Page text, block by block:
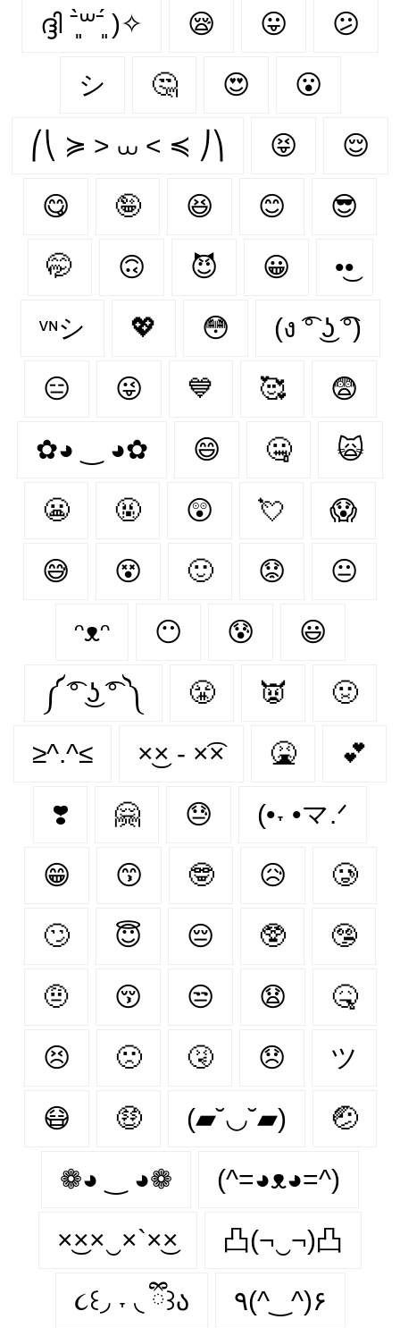
ദ്ദി ˉ͈̀꒳ˉ͈́ )✧ 😪 😛 😕
シ 🤔 😍 😮
⎛⎝ ≽ > ⩊ < ≼ ⎠⎞ 😝 😌
😋 🤪 😆 😊 😎
🤭 🙃 😈 😀 •͜•
ᵛᶰシ 💖 😳 (ง ͡° ͜ʖ ͡°)
😑 😜 💙 🥰 😨
✿◕ ‿ ◕✿ 😄 🤐 🙀
😬 🤬 😲 💘 😱
😅 😵 🙂 😟 😐
ᵔᴥᵔ 😶 😰 😃
༼ ͡° ͜ʖ ͡° ༽ 😤 👿 🤢
≥^.^≤ ×͜× - ×͡× 🤮 💕
❣️ 🤗 😓 (•˕ •マ.ᐟ
😁 😙 🤓 😥 🥲
🙄 😇 😔 🥸 🤥
🤨 😚 😒 😧 🤒
😣 🙁 🤧 😞 ツ
😷 🤑 (▰˘◡˘▰) 🤕
❁◕ ‿ ◕❁ (^=◕ᴥ◕=^)
×͜××‿×`×͜× 凸(¬‿¬)凸
૮꒰◞ ˕ ◟ ྀི꒱ა ٩(^‿^)۶